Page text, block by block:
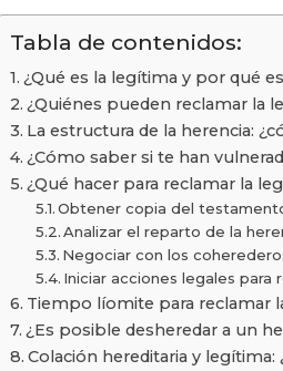
Tabla de contenidos:
¿Qué es la legítima y por qué
¿Quiénes pueden reclamar la
La estructura de la herencia:
¿Cómo saber si te han
¿Qué hacer para reclamar la
Obtener copia del
Analizar el reparto de la
Negociar con los
Iniciar acciones legales para
Tiempo líomite para reclamar
¿Es posible desheredar a un
Colación hereditaria y legítima: